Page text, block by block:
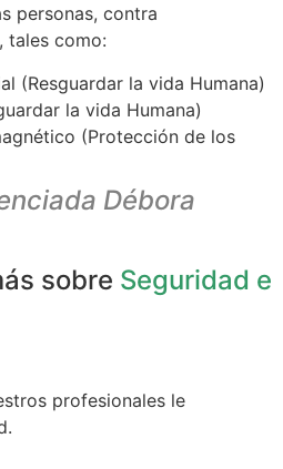
personas, contra
tales como:
(Resguardar la vida Humana)
la vida Humana)
(Protección de los
Débora
sobre Seguridad e
profesionales le